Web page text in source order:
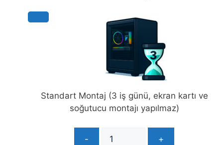
Standart Montaj (3 iş günü, ekran kartı ve
soğutucu montajı yapılmaz)
- +